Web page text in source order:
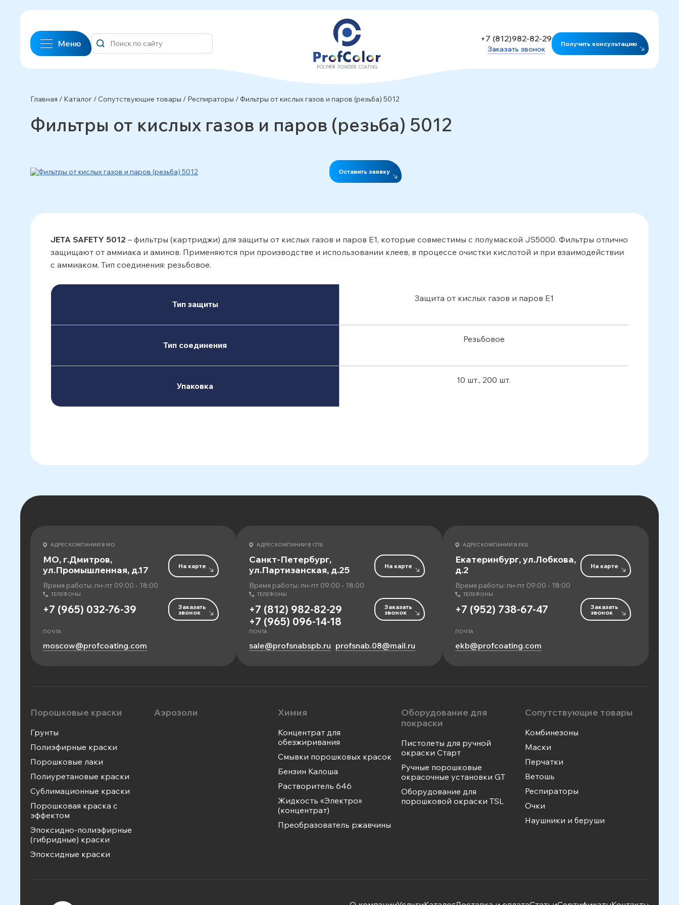
Меню
+7 (812)982-82-29
Заказать звонок
Получить консультацию
Главная / Каталог / Сопутствующие товары / Респираторы /Фильтры от кислых газов и паров (резьба) 5012
Фильтры от кислых газов и паров (резьба) 5012
Оставить заявку
JETA SAFETY 5012 – фильтры (картриджи) для защиты от кислых газов и паров E1, которые совместимы с полумаской JS5000. Фильтры отлично
защищают от аммиака и аминов. Применяются при производстве и использовании клеев, в процессе очистки кислотой и при взаимодействии
с аммиаком. Тип соединения: резьбовое.
Тип защиты
Защита от кислых газов и паров E1
Тип соединения
Резьбовое
Упаковка
10 шт., 200 шт.
АДРЕС КОМПАНИИ В МО
МО, г.Дмитров,
ул.Промышленная, д.17
Время работы: пн-пт 09:00 - 18:00
На карте
ТЕЛЕФОНЫ
+7 (965) 032-76-39 Заказать
звонок
ПОЧТА
moscow@profcoating.com
АДРЕС КОМПАНИИ В СПБ
Санкт-Петербург,
ул.Партизанская, д.25
Время работы: пн-пт 09:00 - 18:00
На карте
ТЕЛЕФОНЫ
+7 (812) 982-82-29
+7 (965) 096-14-18
Заказать
звонок
ПОЧТА
sale@profsnabspb.ru profsnab.08@mail.ru
АДРЕС КОМПАНИИ В ЕКБ
Екатеринбург, ул.Лобкова,
д.2
Время работы: пн-пт 09:00 - 18:00
На карте
ТЕЛЕФОНЫ
+7 (952) 738-67-47 Заказать
звонок
ПОЧТА
ekb@profcoating.com
Порошковые краски
Грунты
Полиэфирные краски
Порошковые лаки
Полиуретановые краски
Сублимационные краски
Порошковая краска с
эффектом
Эпоксидно-полиэфирные
(гибридные) краски
Эпоксидные краски
Аэрозоли Химия
Концентрат для
обезжиривания
Смывки порошковых красок
Бензин Калоша
Растворитель 646
Жидкость «Электро»
(концентрат)
Преобразователь ржавчины
Оборудование для
покраски
Пистолеты для ручной
окраски Старт
Ручные порошковые
окрасочные установки GT
Оборудование для
порошковой окраски TSL
Сопутствующие товары
Комбинезоны
Маски
Перчатки
Ветошь
Респираторы
Очки
Наушники и беруши